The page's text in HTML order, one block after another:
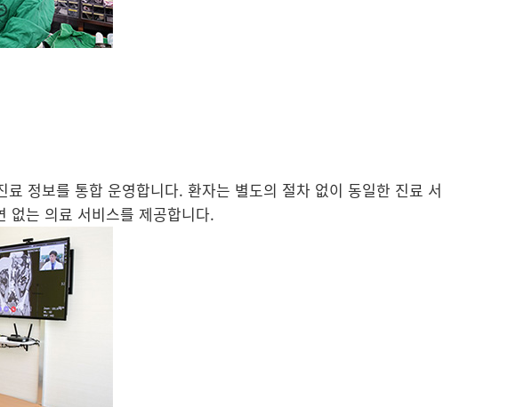
정보를 통합 운영합니다. 환자는 별도의 절차 없이 동일한 진료 서
없는 의료 서비스를 제공합니다.